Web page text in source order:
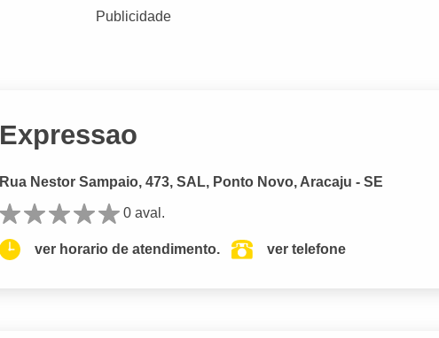
Publicidade
Expressao
Rua Nestor Sampaio, 473, SAL, Ponto Novo, Aracaju - SE
0 aval.
ver horario de atendimento. ver telefone